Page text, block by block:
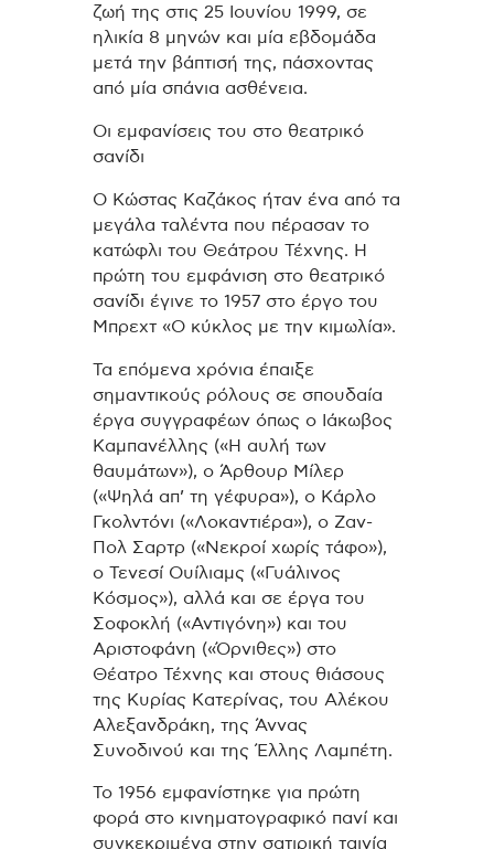
ζωή της στις 25 Ιουνίου 1999, σε
ηλικία 8 μηνών και μία εβδομάδα
μετά την βάπτισή της, πάσχοντας
από μία σπάνια ασθένεια.
Οι εμφανίσεις του στο θεατρικό
σανίδι
Ο Κώστας Καζάκος ήταν ένα από τα
μεγάλα ταλέντα που πέρασαν το
κατώφλι του Θεάτρου Τέχνης. Η
πρώτη του εμφάνιση στο θεατρικό
σανίδι έγινε το 1957 στο έργο του
Μπρεχτ «Ο κύκλος με την κιμωλία».
Τα επόμενα χρόνια έπαιξε
σημαντικούς ρόλους σε σπουδαία
έργα συγγραφέων όπως ο Ιάκωβος
Καμπανέλλης («Η αυλή των
θαυμάτων»), ο Άρθουρ Μίλερ
(«Ψηλά απ’ τη γέφυρα»), ο Κάρλο
Γκολντόνι («Λοκαντιέρα»), ο Ζαν-
Πολ Σαρτρ («Νεκροί χωρίς τάφο»),
ο Τενεσί Ουίλιαμς («Γυάλινος
Κόσμος»), αλλά και σε έργα του
Σοφοκλή («Αντιγόνη») και του
Αριστοφάνη («Όρνιθες») στο
Θέατρο Τέχνης και στους θιάσους
της Κυρίας Κατερίνας, του Αλέκου
Αλεξανδράκη, της Άννας
Συνοδινού και της Έλλης Λαμπέτη.
Το 1956 εμφανίστηκε για πρώτη
φορά στο κινηματογραφικό πανί και
συγκεκριμένα στην σατιρική ταινία